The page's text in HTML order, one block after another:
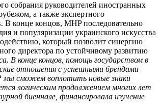
собрания руководителей иностранных
а также экспертного
конце концов, MHP последовательно
и популяризации украинского искусства
который позволит синергию
директора по устойчивому развитию
В конце концов, помощь государством в
отношения с успешными брендами
мы сможем воплотить новые знаки
логическим продолжением многих лет
биеннале, финансировала изучение